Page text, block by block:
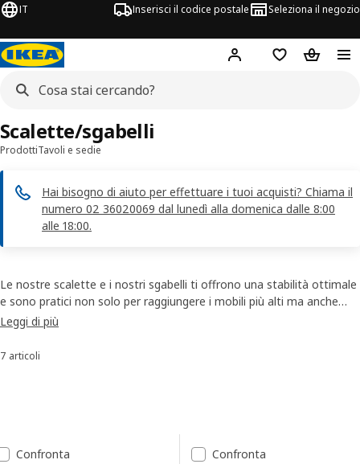
IT Inserisci il codice postale Seleziona il negozio
Hej! AccediLista deiCarrello
ProdottiTavoli e sedie
Hai bisogno di aiuto per effettuare i tuoi acquisti? Chiama il
numero 02 36020069 dal lunedì alla domenica dalle 8:00
alle 18:00.
Scalette/sgabelli
Le nostre scalette e i nostri sgabelli ti offrono una stabilità ottimale
e sono pratici non solo per raggiungere i mobili più alti ma anche
come posti a sedere extra. Con una scaletta il tuo bambino può
Leggi di più
Ordina e filtra
7 articoli
Elenco dei risultati
Confronta Confronta